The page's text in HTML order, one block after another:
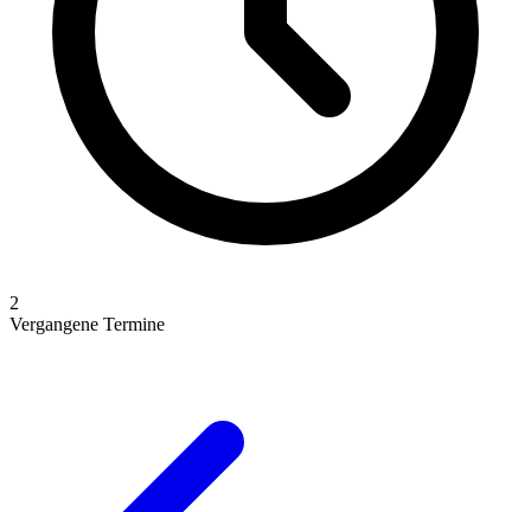
2
Vergangene Termine